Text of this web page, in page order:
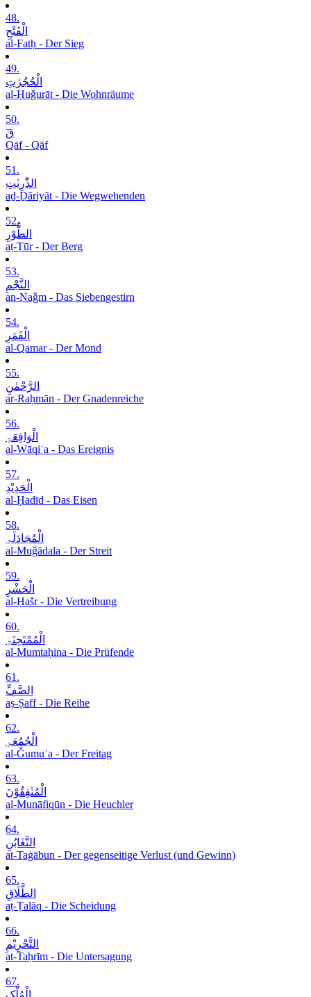
48.
الْفَتْحِ
al-Fatḥ - Der Sieg
49.
الْحُجُرٰتِ
al-Ḥuǧurāt - Die Wohnräume
50.
قٓ
Qāf - Qāf
51.
الذّٰرِیٰتِ
aḏ-Ḏāriyāt - Die Wegwehenden
52.
الطُّوْرِ
aṭ-Ṭūr - Der Berg
53.
النَّجْمِ
an-Naǧm - Das Siebengestirn
54.
الْقَمَرِ
al-Qamar - Der Mond
55.
الرَّحْمٰنِ
ar-Raḥmān - Der Gnadenreiche
56.
الْوَاقِعَۃِ
al-Wāqiʿa - Das Ereignis
57.
الْحَدِیْدِ
al-Ḥadīd - Das Eisen
58.
الْمُجَادَلَۃِ
al-Muǧādala - Der Streit
59.
الْحَشْرِ
al-Ḥašr - Die Vertreibung
60.
الْمُمْتَحِنَۃِ
al-Mumtaḥina - Die Prüfende
61.
الصَّفِّ
aṣ-Ṣaff - Die Reihe
62.
الْجُمُعَۃِ
al-Ǧumuʿa - Der Freitag
63.
الْمُنٰفِقُوْنَ
al-Munāfiqūn - Die Heuchler
64.
التَّغَابُنِ
at-Taġābun - Der gegenseitige Verlust (und Gewinn)
65.
الطَّلَاقِ
aṭ-Ṭalāq - Die Scheidung
66.
التَّحْرِیْمِ
at-Taḥrīm - Die Untersagung
67.